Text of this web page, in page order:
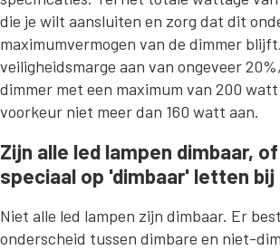
die je wilt aansluiten en zorg dat dit
maximumvermogen van de dimmer
veiligheidsmarge aan van ongeveer
dimmer met een maximum van 200
voorkeur niet meer dan 160 watt aan.
Zijn alle led lampen dimbaar,
speciaal op 'dimbaar' letten bij
Niet alle led lampen zijn dimbaar. Er
onderscheid tussen dimbare en niet-